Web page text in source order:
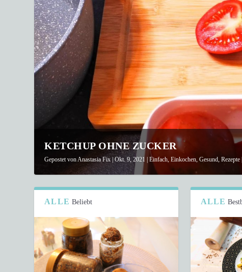
KETCHUP OHNE ZUCKER
Gepostet von Anastasia Fix|Okt. 9, 2021 |Einfach ,Einkochen ,Gesund ,Rezepte
ALLE Beliebt ALLE